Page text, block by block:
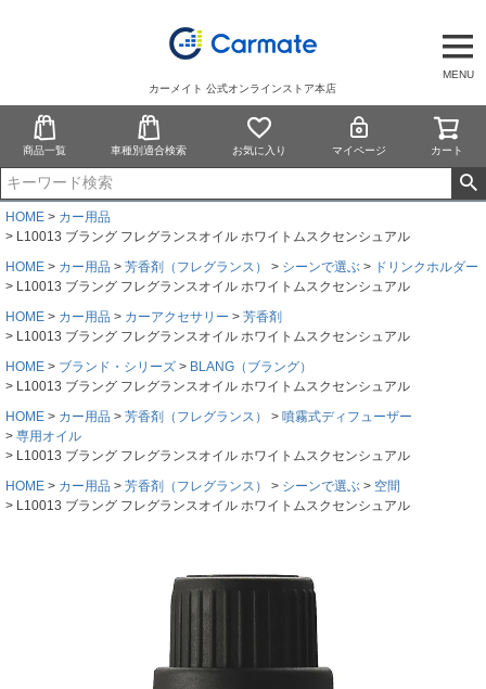
MENU
カーメイト 公式オンラインストア本店
商品一覧 車種別適合検索 お気に入り マイページ カート
HOME
カー用品
L10013 ブラング フレグランスオイル ホワイトムスクセンシュアル
HOME
カー用品 芳香剤（フレグランス） シーンで選ぶ
ドリンクホルダー
L10013 ブラング フレグランスオイル ホワイトムスクセンシュアル
HOME
カー用品 カーアクセサリー
芳香剤
L10013 ブラング フレグランスオイル ホワイトムスクセンシュアル
HOME
ブランド・シリーズ
BLANG（ブラング）
L10013 ブラング フレグランスオイル ホワイトムスクセンシュアル
HOME
カー用品 芳香剤（フレグランス）
噴霧式ディフューザー
専用オイル
L10013 ブラング フレグランスオイル ホワイトムスクセンシュアル
HOME
カー用品 芳香剤（フレグランス） シーンで選ぶ
空間
L10013 ブラング フレグランスオイル ホワイトムスクセンシュアル